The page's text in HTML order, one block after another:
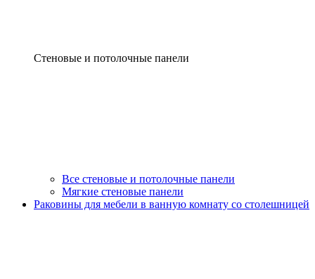
Стеновые и потолочные панели
Все стеновые и потолочные панели
Мягкие стеновые панели
Раковины для мебели в ванную комнату со столешницей